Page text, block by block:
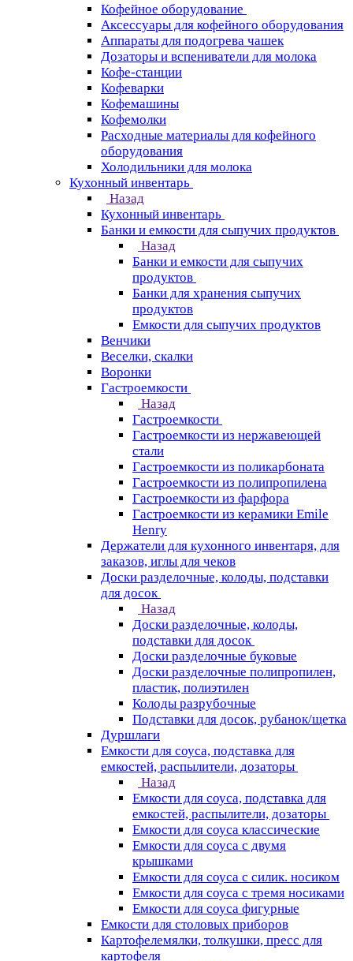
Кофейное оборудование
Аксессуары для кофейного оборудования
Аппараты для подогрева чашек
Дозаторы и вспениватели для молока
Кофе-станции
Кофеварки
Кофемашины
Кофемолки
Расходные материалы для кофейного
оборудования
Холодильники для молока
Кухонный инвентарь
Назад
Кухонный инвентарь
Банки и емкости для сыпучих продуктов
Назад
Банки и емкости для сыпучих
продуктов
Банки для хранения сыпучих
продуктов
Емкости для сыпучих продуктов
Венчики
Веселки, скалки
Воронки
Гастроемкости
Назад
Гастроемкости
Гастроемкости из нержавеющей
стали
Гастроемкости из поликарбоната
Гастроемкости из полипропилена
Гастроемкости из фарфора
Гастроемкости из керамики Emile
Henry
Держатели для кухонного инвентаря, для
заказов, иглы для чеков
Доски разделочные, колоды, подставки
для досок
Назад
Доски разделочные, колоды,
подставки для досок
Доски разделочные буковые
Доски разделочные полипропилен,
пластик, полиэтилен
Колоды разрубочные
Подставки для досок, рубанок/щетка
Дуршлаги
Емкости для соуса, подставка для
емкостей, распылители, дозаторы
Назад
Емкости для соуса, подставка для
емкостей, распылители, дозаторы
Емкости для соуса классические
Емкости для соуса с двумя
крышками
Емкости для соуса с силик. носиком
Емкости для соуса с тремя носиками
Емкости для соуса фигурные
Емкости для столовых приборов
Картофелемялки, толкушки, пресс для
картофеля